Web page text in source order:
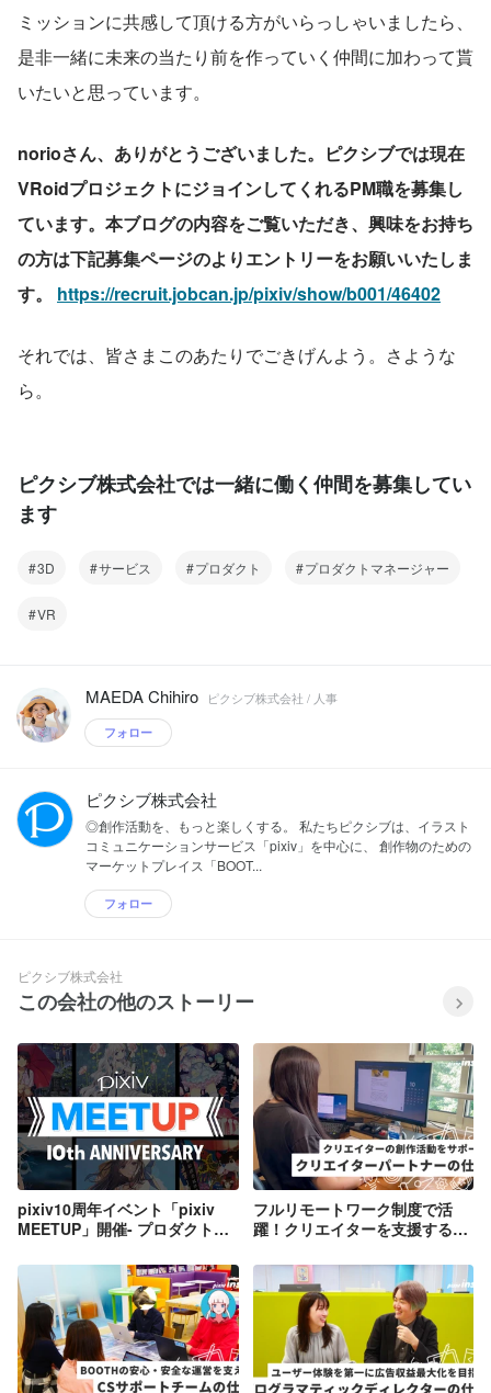
ミッションに共感して頂ける方がいらっしゃいましたら、
是非一緒に未来の当たり前を作っていく仲間に加わって貰
いたいと思っています。
norioさん、ありがとうございました。ピクシブでは現在
VRoidプロジェクトにジョインしてくれるPM職を募集し
ています。本ブログの内容をご覧いただき、興味をお持ち
の方は下記募集ページのよりエントリーをお願いいたしま
す。
https://recruit.jobcan.jp/pixiv/show/b001/46402
それでは、皆さまこのあたりでごきげんよう。さような
ら。
ピクシブ株式会社では一緒に働く仲間を募集してい
ます
3D サービス プロダクト プロダクトマネージャー
VR
MAEDA Chihiro ピクシブ株式会社 / 人事
フォロー
ピクシブ株式会社
◎創作活動を、もっと楽しくする。 私たちピクシブは、イラスト
コミュニケーションサービス「pixiv」を中心に、 創作物のための
マーケットプレイス「BOOT...
フォロー
ピクシブ株式会社
この会社の他のストーリー
pixiv10周年イベント「pixiv
MEETUP」開催- プロダクトの
フルリモートワーク制度で活
躍！クリエイターを支援するお